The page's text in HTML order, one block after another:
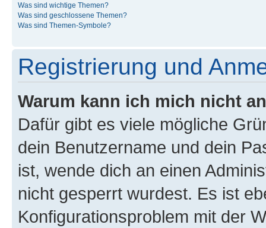
Was sind wichtige Themen?
Was sind geschlossene Themen?
Was sind Themen-Symbole?
Registrierung und
Warum kann ich mich nicht
Dafür gibt es viele mögliche
dein Benutzername und dein
ist, wende dich an einen
nicht gesperrt wurdest. Es ist
Konfigurationsproblem mit der